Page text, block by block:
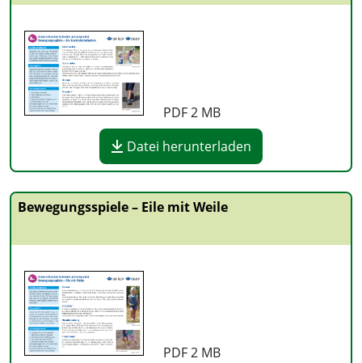
PDF2 MB
Datei herunterladen
Bewegungsspiele – Eile mit Weile
PDF2 MB